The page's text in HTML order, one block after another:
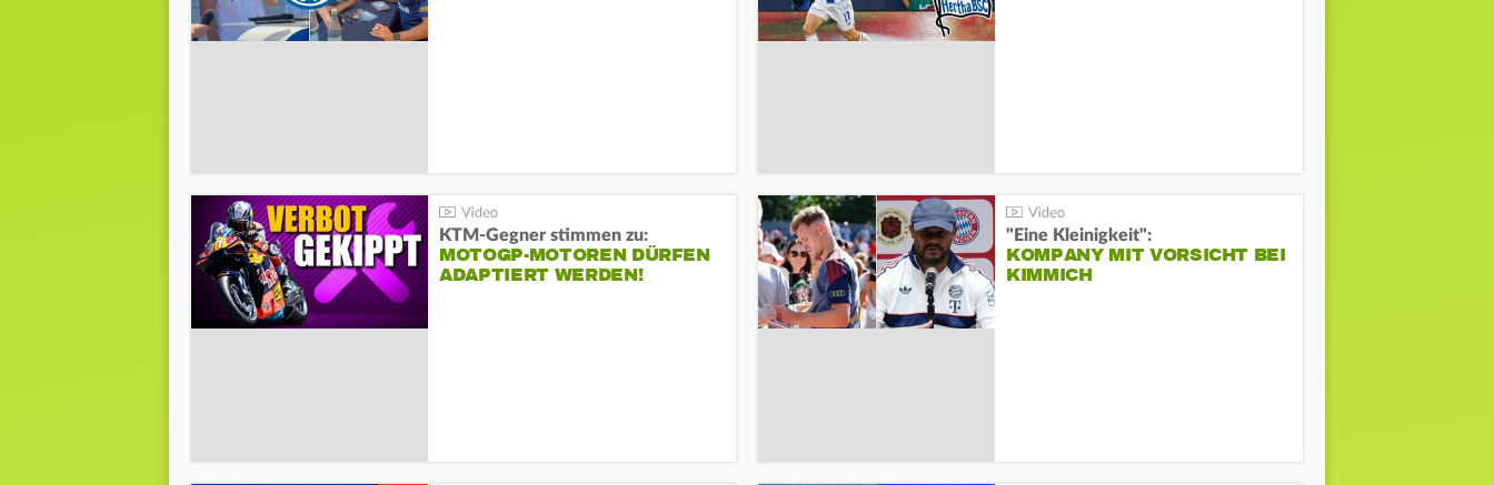
KTM-Gegner stimmen zu:
MOTOGP-MOTOREN DÜRFEN
ADAPTIERT WERDEN!
"Eine Kleinigkeit":
KOMPANY MIT VORSICHT BEI
KIMMICH